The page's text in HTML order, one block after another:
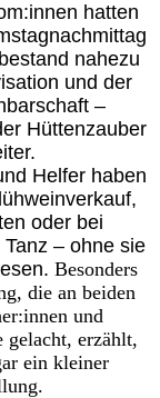
hatten
nahezu
und der
–
Hüttenzauber
Helfer haben
oder bei
– ohne sie
Besonders
die an beiden
und
gelacht, erzählt,
ein kleiner